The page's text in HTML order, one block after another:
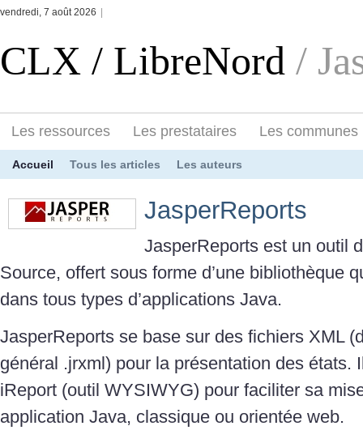
vendredi, 7 août 2026
CLX / LibreNord /
Les ressources Les prestataires Les communes
Accueil Tous les articles Les auteurs
JasperReports
JasperReports est un outil
Source, offert sous forme d’une bibliothèque
dans tous types d’applications Java.
JasperReports se base sur des fichiers XML
général .jrxml) pour la présentation des états.
iReport (outil WYSIWYG) pour faciliter sa
application Java, classique ou orientée web.